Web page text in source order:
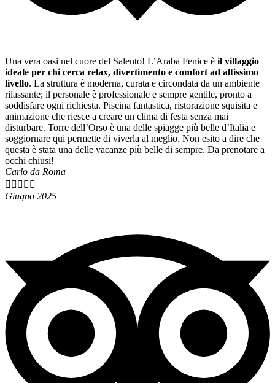
Una vera oasi nel cuore del Salento! L’Araba Fenice è il villaggio
ideale per chi cerca relax, divertimento e comfort ad altissimo
livello. La struttura è moderna, curata e circondata da un ambiente
rilassante; il personale è professionale e sempre gentile, pronto a
soddisfare ogni richiesta. Piscina fantastica, ristorazione squisita e
animazione che riesce a creare un clima di festa senza mai
disturbare. Torre dell’Orso è una delle spiagge più belle d’Italia e
soggiornare qui permette di viverla al meglio. Non esito a dire che
questa è stata una delle vacanze più belle di sempre. Da prenotare a
occhi chiusi!
Carlo da Roma
    
Giugno 2025